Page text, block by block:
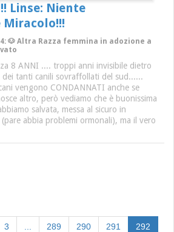
Linse: Niente
Miracolo!!!
🐶 Altra Razza femmina in adozione a
8 ANNI .... troppi anni invisibile dietro
dei tanti canili sovraffollati del sud......
vengono CONDANNATI anche se
altro, però vediamo che è buonissima
salvata, messa al sicuro in
abbia problemi ormonali), ma il vero
3 289 290 291 292